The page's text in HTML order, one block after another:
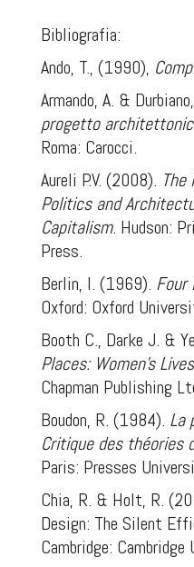
Bibliografia:
Ando, T., (1990),
Armando, A. &
progetto
Roma: Carocci.
Aureli P.V. (2008).
Politics and
Capitalism. Hudson:
Press.
Berlin, I. (1969). Four
Oxford: Oxford
Booth C., Darke J. &
Places: Women’s
Chapman Publishing
Boudon, R. (1984). La
Critique des théories
Paris: Presses
Chia, R. & Holt, R.
Design: The Silent
Cambridge: